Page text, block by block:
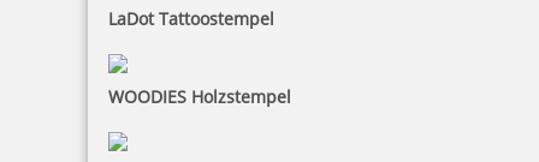
LaDot Tattoostempel
WOODIES Holzstempel